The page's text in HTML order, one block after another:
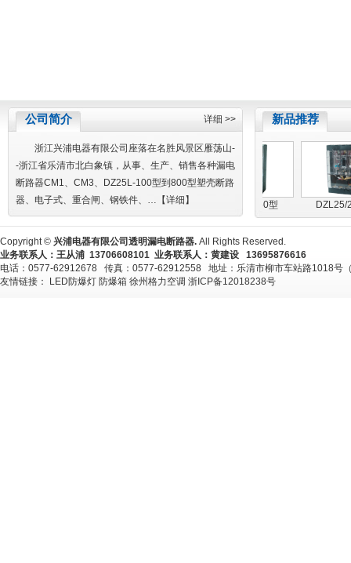
公司简介 详细 >>
浙江兴浦电器有限公司座落在名胜风景区雁荡山-
-浙江省乐清市北白象镇，从事、生产、销售各种漏电
断路器CM1、CM3、DZ25L-100型到800型塑壳断路
器、电子式、重合闸、钢铁件、…【详细 】
新品推荐
DZL25/100型 DZL25/100型/透明 DZL25/250型 DZL25/
Copyright © 兴浦电器有限公司透明漏电断路器. All Rights Reserved.
业务联系人：王从浦 13706608101 业务联系人：黄建设 13695876616
电话：0577-62912678 传真：0577-62912558 地址：乐清市柳市车站路1018号
友情链接：
LED防爆灯 防爆箱 徐州格力空调 浙ICP备12018238号